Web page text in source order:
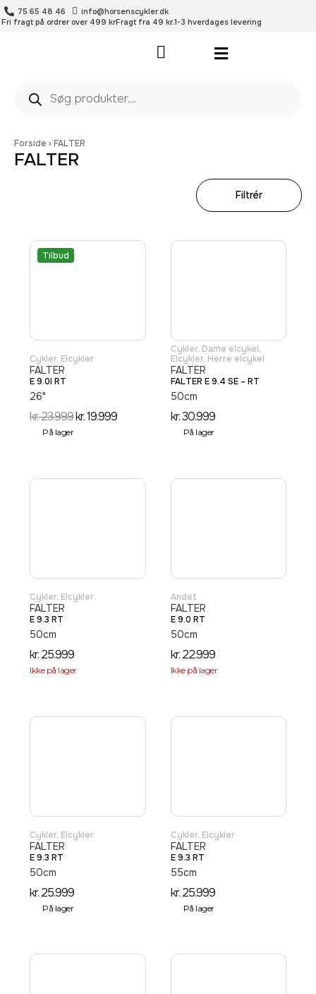
75 65 48 46
info@horsenscykler.dk
Fri fragt på ordrer over 499 krFragt fra 49 kr.1-3 hverdages levering
Forside ›FALTER
FALTER
Filtrér
Tilbud
Cykler, Elcykler
FALTER
E 9.0I RT
26"
kr.23.999kr.19.999
På lager
Cykler, Dame elcykel,
Elcykler, Herre elcykel
FALTER
FALTER E 9.4 SE – RT
50cm
kr.30.999
På lager
Cykler, Elcykler
FALTER
E 9.3 RT
50cm
kr.25.999
Ikke på lager
Andet
FALTER
E 9.0 RT
50cm
kr.22.999
Ikke på lager
Cykler, Elcykler
FALTER
E 9.3 RT
50cm
kr.25.999
På lager
Cykler, Elcykler
FALTER
E 9.3 RT
55cm
kr.25.999
På lager